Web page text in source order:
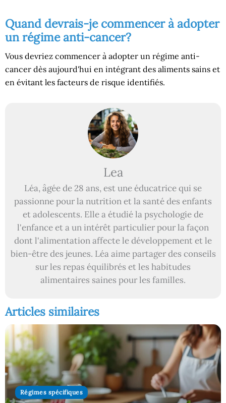
Quand devrais-je commencer à adopter
un régime anti-cancer?
Vous devriez commencer à adopter un régime anti-
cancer dès aujourd'hui en intégrant des aliments sains et
en évitant les facteurs de risque identifiés.
Lea
Léa, âgée de 28 ans, est une éducatrice qui se
passionne pour la nutrition et la santé des enfants
et adolescents. Elle a étudié la psychologie de
l'enfance et a un intérêt particulier pour la façon
dont l'alimentation affecte le développement et le
bien-être des jeunes. Léa aime partager des conseils
sur les repas équilibrés et les habitudes
alimentaires saines pour les familles.
Articles similaires
Régimes spécifiques